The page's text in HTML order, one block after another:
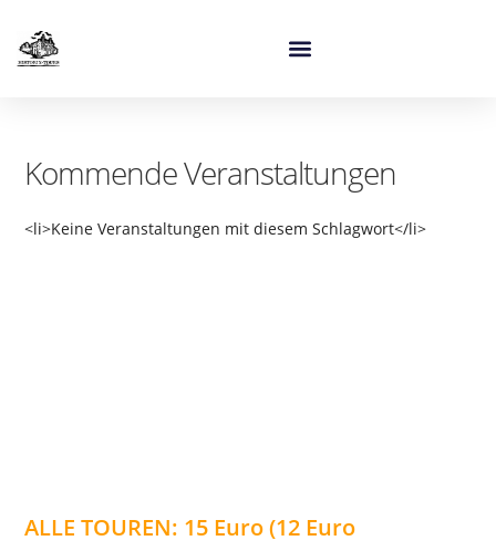
Kommende Veranstaltungen
<li>Keine Veranstaltungen mit diesem Schlagwort</li>
ALLE TOUREN: 15 Euro (12 Euro